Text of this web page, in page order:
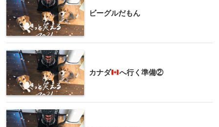
ビーグルだもん
カナダ へ行く準備②